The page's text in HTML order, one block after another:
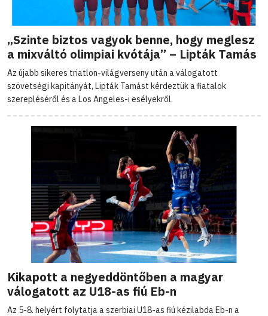
„Szinte biztos vagyok benne, hogy meglesz
a mixváltó olimpiai kvótája” – Lipták Tamás
Az újabb sikeres triatlon-világverseny után a válogatott
szövetségi kapitányát, Lipták Tamást kérdeztük a fiatalok
szerepléséről és a Los Angeles-i esélyekről.
Kikapott a negyeddöntőben a magyar
válogatott az U18-as fiú Eb-n
Az 5-8. helyért folytatja a szerbiai U18-as fiú kézilabda Eb-n a